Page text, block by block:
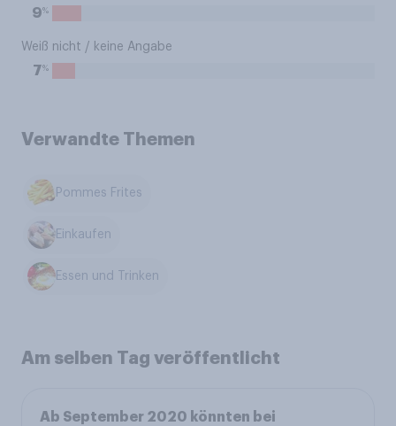
9%
Weiß nicht / keine Angabe
7%
Verwandte Themen
Pommes Frites
Einkaufen
Essen und Trinken
Am selben Tag veröffentlicht
Ab September 2020 könnten bei